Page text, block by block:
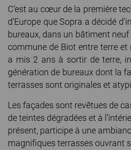
C’est au cœur de la première
d’Europe que Sopra a décidé
bureaux, dans un bâtiment neuf
commune de Biot entre terre et
a mis 2 ans à sortir de terre,
génération de bureaux dont la
terrasses sont originales et
Les façades sont revêtues de
de teintes dégradées et à
présent, participe à une
magnifiques terrasses ouvrant